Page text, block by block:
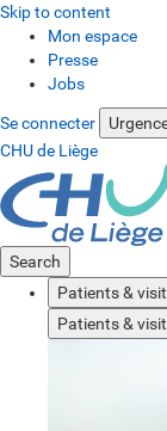
Skip to content
Mon espace
Presse
Jobs
Se connecter
CHU de Liège
Search
Patients &
Patients &